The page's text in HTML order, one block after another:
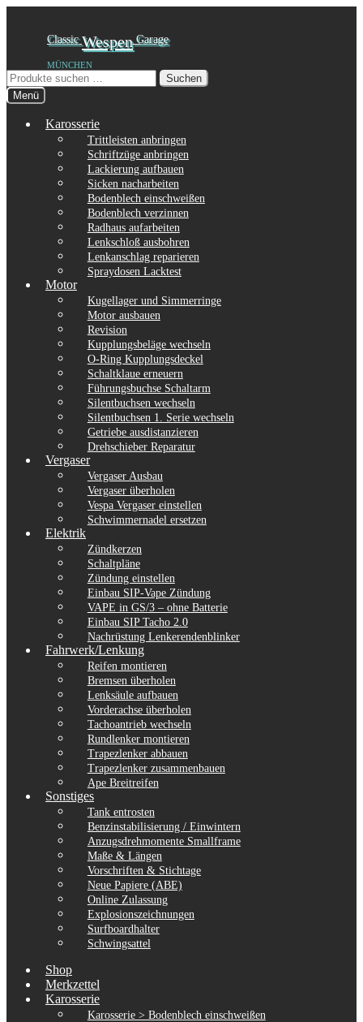
springen
springen
ClassicWespen Garage
MÜNCHEN
Suchen
nach:
Suchen
Menü
Karosserie
Trittleisten anbringen
Schriftzüge anbringen
Lackierung aufbauen
Sicken nacharbeiten
Bodenblech einschweißen
Bodenblech verzinnen
Radhaus aufarbeiten
Lenkschloß ausbohren
Lenkanschlag reparieren
Spraydosen Lacktest
Motor
Kugellager und Simmerringe
Motor ausbauen
Revision
Kupplungsbeläge wechseln
O-Ring Kupplungsdeckel
Schaltklaue erneuern
Führungsbuchse Schaltarm
Silentbuchsen wechseln
Silentbuchsen 1. Serie wechseln
Getriebe ausdistanzieren
Drehschieber Reparatur
Vergaser
Vergaser Ausbau
Vergaser überholen
Vespa Vergaser einstellen
Schwimmernadel ersetzen
Elektrik
Zündkerzen
Schaltpläne
Zündung einstellen
Einbau SIP-Vape Zündung
VAPE in GS/3 – ohne Batterie
Einbau SIP Tacho 2.0
Nachrüstung Lenkerendenblinker
Fahrwerk/Lenkung
Reifen montieren
Bremsen überholen
Lenksäule aufbauen
Vorderachse überholen
Tachoantrieb wechseln
Rundlenker montieren
Trapezlenker abbauen
Trapezlenker zusammenbauen
Ape Breitreifen
Sonstiges
Tank entrosten
Benzinstabilisierung / Einwintern
Anzugsdrehmomente Smallframe
Maße & Längen
Vorschriften & Stichtage
Neue Papiere (ABE)
Online Zulassung
Explosionszeichnungen
Surfboardhalter
Schwingsattel
Shop
Merkzettel
Karosserie
Karosserie > Bodenblech einschweißen